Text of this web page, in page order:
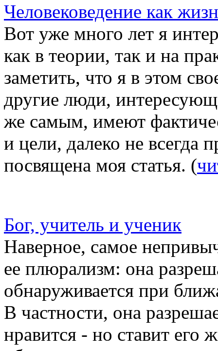
Человековедение как
Вот уже много лет я
как в теории, так и на
заметить, что я в этом
другие люди,
же самым, имеют
и цели, далеко не всегда
посвящена моя статья. (
Бог, учитель и ученик
Наверное, самое
ее плюрализм: она
обнаруживается при
В частности, она
нравится - но ставит его